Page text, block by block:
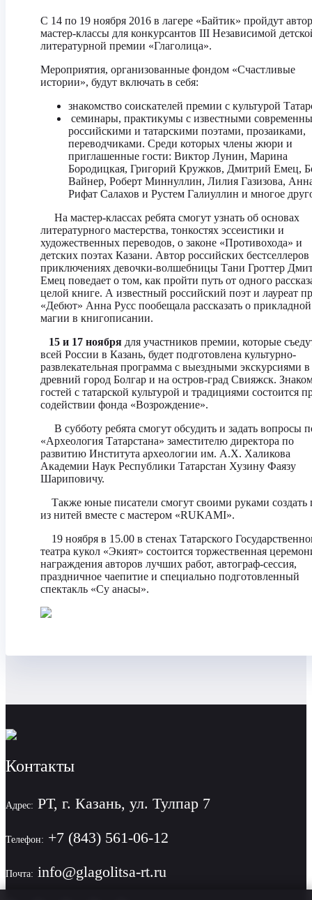
С 14 по 19 ноября 2016 в лагере «Байтик» пройдут
мастер-классы для конкурсантов III Независимой
литературной премии «Глаголица».
Мероприятия, организованные фондом «Счастливые
истории», будут включать в себя:
знакомство соискателей премии с культурой
семинары, практикумы с известными
российскими и татарскими поэтами, прозаиками,
переводчиками. Среди которых члены жюри и
приглашенные гости: Виктор Лунин, Марина
Бородицкая, Григорий Кружков, Дмитрий Емец,
Вайнер, Роберт Миннуллин, Лилия Газизова,
Рифат Салахов и Рустем Галиуллин и многое
На мастер-классах ребята смогут узнать об основах
литературного мастерства, тонкостях эссеистики и
художественных переводов, о законе «Противохода» и
детских поэтах Казани. Автор российских бестселлеров
приключениях девочки-волшебницы Тани Гроттер
Емец поведает о том, как пройти путь от одного
целой книге. А известный российский поэт и лауреат
«Дебют» Анна Русс пообещала рассказать о прикладной
магии в книгописании.
15 и 17 ноября для участников премии, которые
всей России в Казань, будет подготовлена культурно-
развлекательная программа с выездными экскурсиями в
древний город Болгар и на остров-град Свияжск.
гостей с татарской культурой и традициями состоится
содействии фонда «Возрождение».
В субботу ребята смогут обсудить и задать вопросы
«Археология Татарстана» заместителю директора по
развитию Института археологии им. А.Х. Халикова
Академии Наук Республики Татарстан Хузину Фаязу
Шариповичу.
Также юные писатели смогут своими руками создать
из нитей вместе с мастером «RUKAMI».
19 ноября в 15.00 в стенах Татарского
театра кукол «Экият» состоится торжественная
награждения авторов лучших работ, автограф-сессия,
праздничное чаепитие и специально подготовленный
спектакль «Су анасы».
Контакты
Адрес: РТ, г. Казань, ул. Тулпар 7
Телефон: +7 (843) 561-06-12
Почта: info@glagolitsa-rt.ru